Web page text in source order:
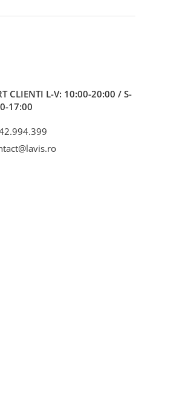
CLIENTI L-V: 10:00-20:00 / S-
17:00